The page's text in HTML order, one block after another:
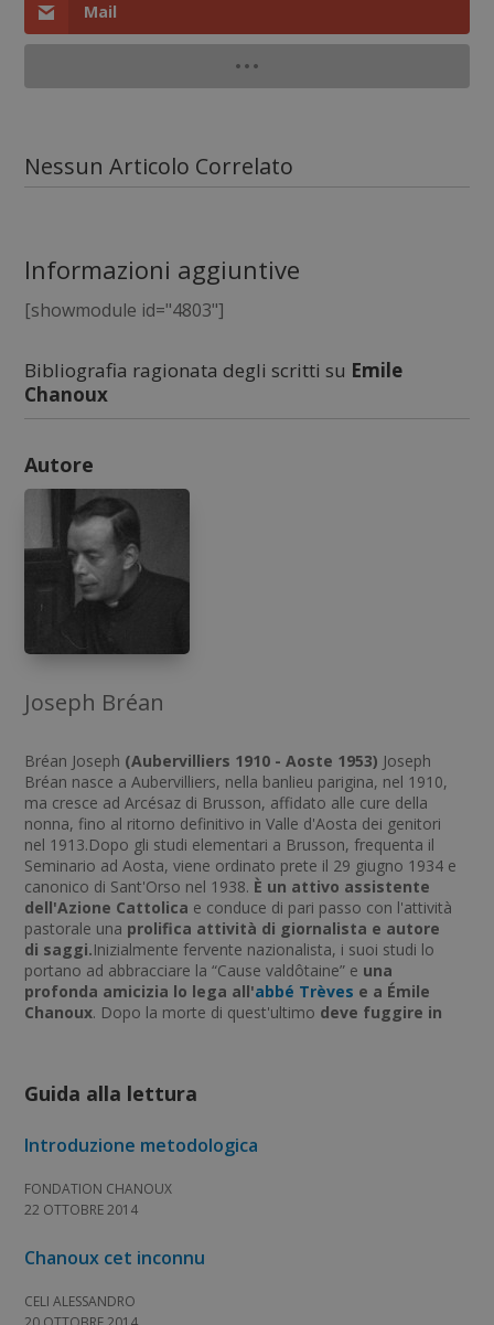
Mail
Nessun Articolo Correlato
Informazioni aggiuntive
[showmodule id="4803"]
Bibliografia ragionata degli scritti su Emile
Chanoux
Autore
Joseph Bréan
Bréan Joseph (Aubervilliers 1910 - Aoste 1953) Joseph
Bréan nasce a Aubervilliers, nella banlieu parigina, nel 1910,
ma cresce ad Arcésaz di Brusson, affidato alle cure della
nonna, fino al ritorno definitivo in Valle d'Aosta dei genitori
nel 1913.Dopo gli studi elementari a Brusson, frequenta il
Seminario ad Aosta, viene ordinato prete il 29 giugno 1934 e
canonico di Sant'Orso nel 1938. È un attivo assistente
dell'Azione Cattolica e conduce di pari passo con l'attività
pastorale una prolifica attività di giornalista e autore
di saggi.Inizialmente fervente nazionalista, i suoi studi lo
portano ad abbracciare la “Cause valdôtaine” e una
profonda amicizia lo lega all'abbé Trèves e a Émile
Chanoux. Dopo la morte di quest'ultimo deve fuggire in
della Mission Mont-Blanc e matura la propria visione del
posizioni indipendentiste e annessioniste.Rientrato in Valle
d'Aostaalla fine della guerra si batte per strappare
un'autonomia completa
Chanouxpubblicata fino ai lavori di
dobbiamo la breve esperienza del Cercle de la Culture
autonomisti e democristiani unendo la formazione cristiana
prematura scomparsa priva la Valle di un valido sacerdote, di
Guida alla lettura
Introduzione metodologica
FONDATION CHANOUX
22 OTTOBRE 2014
Chanoux cet inconnu
CELI ALESSANDRO